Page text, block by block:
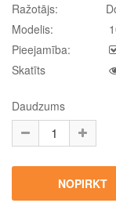
Ražotājs:
Modelis:
Pieejamība:
Skatīts
Daudzums